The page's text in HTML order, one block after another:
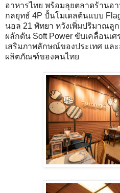
อาหารไทย พร้อมลุยตลาดร้านอ
กลยุทธ์ 4P ปั้นโมเดลต้นแบบ
นอล 21 พัทยา หวังเพิ่มปริมาณลู
ผลักดัน Soft Power ขับเคลื่อนเ
เสริมภาพลักษณ์ของประเทศ แล
ผลิตภัณฑ์ของคนไทย